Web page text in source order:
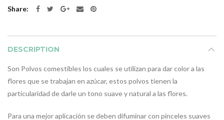
Share
DESCRIPTION
Son Polvos comestibles los cuales se utilizan para dar color a las
flores que se trabajan en azúcar, estos polvos tienen la
particularidad de darle un tono suave y natural a las flores.
Para una mejor aplicación se deben difuminar con pinceles suaves